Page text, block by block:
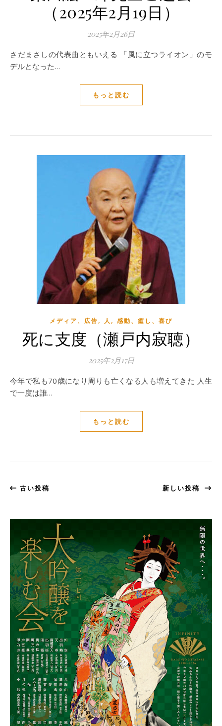
（2025年2月19日）
2025年2月26日
さだまさしの代表曲ともいえる 「風に立つライオン」のモ
デルとなった…
もっと読む
メディア、広告, 人 , 感動、癒し、喜び
死に支度（瀬戸内寂聴）
2025年2月17日
今年で私も70歳になり周りも亡くなる人も増えてきた 人生
で一度は誰…
もっと読む
古い投稿 新しい投稿